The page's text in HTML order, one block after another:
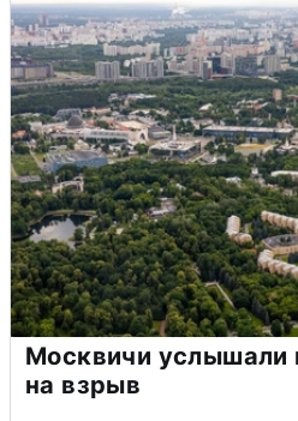
Москвичи услышали
на взрыв